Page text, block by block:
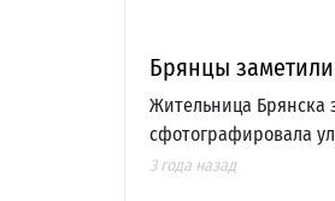
Брянцы
Жительница Брянска
сфотографировала
3 года назад